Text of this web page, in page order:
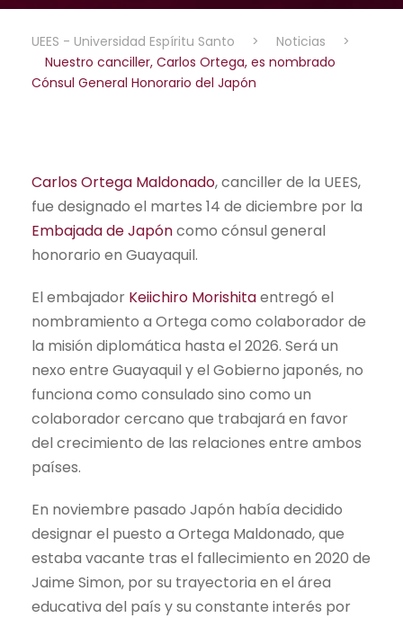
UEES - Universidad Espíritu Santo > Noticias
>
Nuestro canciller, Carlos Ortega, es nombrado
Cónsul General Honorario del Japón
Carlos Ortega Maldonado, canciller de la UEES,
fue designado el martes 14 de diciembre por la
Embajada de Japóncomo cónsul general
honorario en Guayaquil.
El embajador Keiichiro Morishitaentregó el
nombramiento a Ortega como colaborador de
la misión diplomática hasta el 2026. Será un
nexo entre Guayaquil y el Gobierno japonés, no
funciona como consulado sino como un
colaborador cercano que trabajará en favor
del crecimiento de las relaciones entre ambos
países.
En noviembre pasado Japón había decidido
designar el puesto a Ortega Maldonado, que
estaba vacante tras el fallecimiento en 2020 de
Jaime Simon, por su trayectoria en el área
educativa del país y su constante interés por